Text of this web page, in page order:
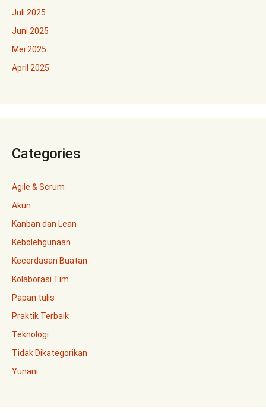
Juli 2025
Juni 2025
Mei 2025
April 2025
Categories
Agile & Scrum
Akun
Kanban dan Lean
Kebolehgunaan
Kecerdasan Buatan
Kolaborasi Tim
Papan tulis
Praktik Terbaik
Teknologi
Tidak Dikategorikan
Yunani